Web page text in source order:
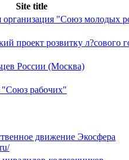
Site title
организация "Союз молодых
проект розвитку л?сового
России (Москва)
"Союз рабочих"
движение Экосфера